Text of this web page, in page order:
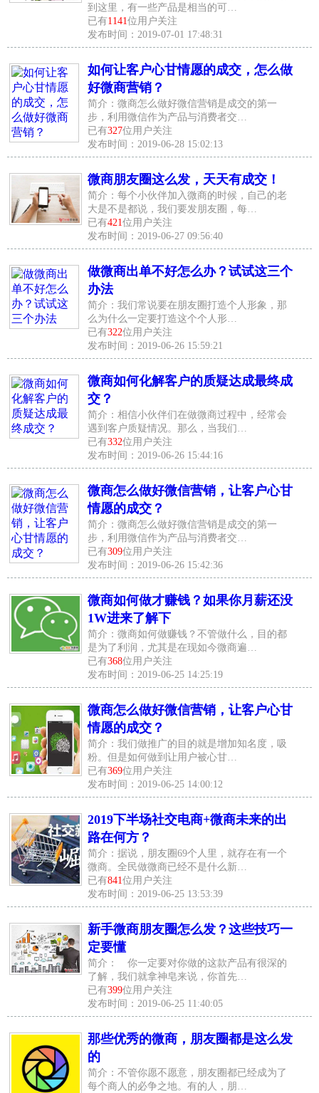
到这里，有一些产品是相当的可…
已有1141 位用户关注
发布时间：2019-07-01 17:48:31
如何让客户心甘情愿的成交，怎么做
好微商营销？
简介：微商怎么做好微信营销是成交的第一
步，利用微信作为产品与消费者交…
已有327位用户关注
发布时间：2019-06-28 15:02:13
微商朋友圈这么发，天天有成交！
简介：每个小伙伴加入微商的时候，自己的老
大是不是都说，我们要发朋友圈，每…
已有421 位用户关注
发布时间：2019-06-27 09:56:40
做微商出单不好怎么办？试试这三个
办法
简介：我们常说要在朋友圈打造个人形象，那
么为什么一定要打造这个个人形…
已有322位用户关注
发布时间：2019-06-26 15:59:21
微商如何化解客户的质疑达成最终成
交？
简介：相信小伙伴们在做微商过程中，经常会
遇到客户质疑情况。那么，当我们…
已有332位用户关注
发布时间：2019-06-26 15:44:16
微商怎么做好微信营销，让客户心甘
情愿的成交？
简介：微商怎么做好微信营销是成交的第一
步，利用微信作为产品与消费者交…
已有309位用户关注
发布时间：2019-06-26 15:42:36
微商如何做才赚钱？如果你月薪还没
1W进来了解下
简介：微商如何做赚钱？不管做什么，目的都
是为了利润，尤其是在现如今微商遍…
已有368位用户关注
发布时间：2019-06-25 14:25:19
微商怎么做好微信营销，让客户心甘
情愿的成交？
简介：我们做推广的目的就是增加知名度，吸
粉。但是如何做到让用户被心甘…
已有369位用户关注
发布时间：2019-06-25 14:00:12
2019下半场社交电商+微商未来的出
路在何方？
简介：据说，朋友圈69个人里，就存在有一个
微商。全民做微商已经不是什么新…
已有841 位用户关注
发布时间：2019-06-25 13:53:39
新手微商朋友圈怎么发？这些技巧一
定要懂
简介： 你一定要对你做的这款产品有很深的
了解，我们就拿神皂来说，你首先…
已有399位用户关注
发布时间：2019-06-25 11:40:05
那些优秀的微商，朋友圈都是这么发
的
简介：不管你愿不愿意，朋友圈都已经成为了
每个商人的必争之地。有的人，朋…